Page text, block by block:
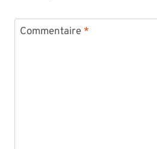
Commentaire *